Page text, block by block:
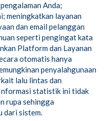
Anda;
meningkatkan layanan
dan email pelanggan
seperti pengingat kata
Platform dan Layanan
otomatis hanya
penyalahgunaan
lalu lintas dan
statistik ini tidak
rupa sehingga
dari sistem.